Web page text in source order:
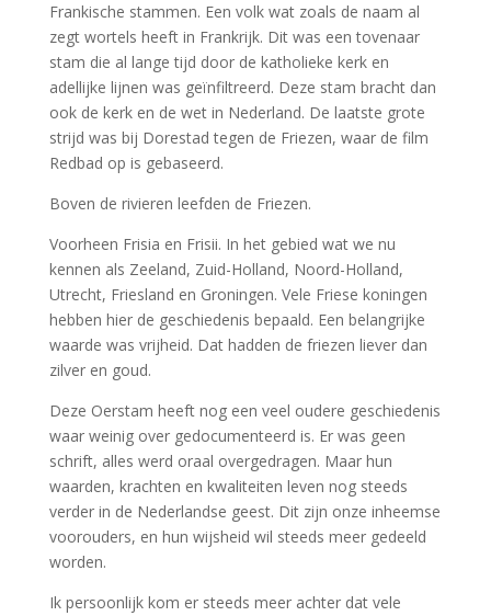
Frankische stammen. Een volk wat zoals de naam al
zegt wortels heeft in Frankrijk. Dit was een tovenaar
stam die al lange tijd door de katholieke kerk en
adellijke lijnen was geïnfiltreerd. Deze stam bracht dan
ook de kerk en de wet in Nederland. De laatste grote
strijd was bij Dorestad tegen de Friezen, waar de film
Redbad op is gebaseerd.
Boven de rivieren leefden de Friezen.
Voorheen Frisia en Frisii. In het gebied wat we nu
kennen als Zeeland, Zuid-Holland, Noord-Holland,
Utrecht, Friesland en Groningen. Vele Friese koningen
hebben hier de geschiedenis bepaald. Een belangrijke
waarde was vrijheid. Dat hadden de friezen liever dan
zilver en goud.
Deze Oerstam heeft nog een veel oudere geschiedenis
waar weinig over gedocumenteerd is. Er was geen
schrift, alles werd oraal overgedragen. Maar hun
waarden, krachten en kwaliteiten leven nog steeds
verder in de Nederlandse geest. Dit zijn onze inheemse
voorouders, en hun wijsheid wil steeds meer gedeeld
worden.
Ik persoonlijk kom er steeds meer achter dat vele